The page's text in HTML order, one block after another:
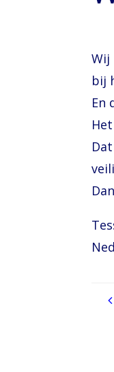
Wij
bij
En